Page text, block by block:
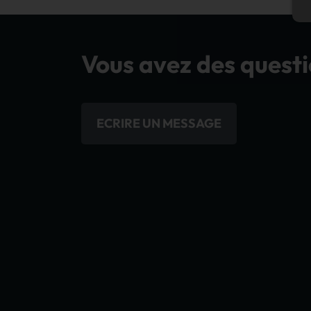
Vous avez des
ECRIRE UN MESSAGE